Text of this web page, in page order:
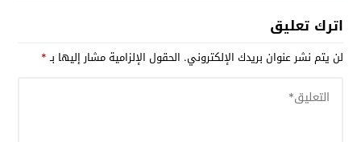
اترك تعليق
لن يتم نشر عنوان بريدك الإلكتروني. الحقول الإلزامية مشار إليها بـ*